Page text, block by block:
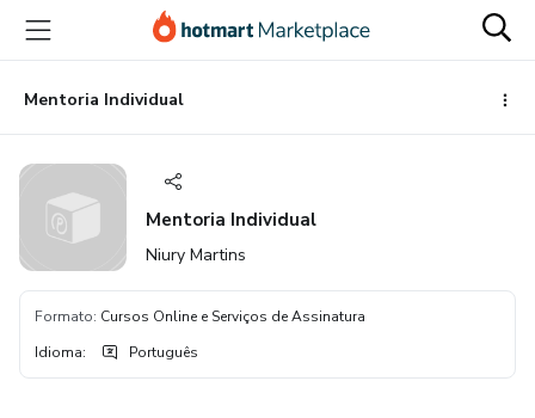
para
conteúdo
principal
para
pagamento
para
rodapé
Mentoria Individual
Mentoria Individual
Niury Martins
Formato: Cursos Online e Serviços de Assinatura
Idioma: Português